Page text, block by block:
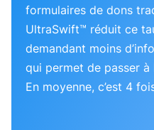
formulaires de dons
UltraSwift™ réduit ce
demandant moins
qui permet de passer
En moyenne, c’est 4